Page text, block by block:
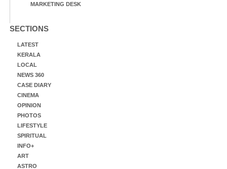
MARKETING DESK
SECTIONS
LATEST
KERALA
LOCAL
NEWS 360
CASE DIARY
CINEMA
OPINION
PHOTOS
LIFESTYLE
SPIRITUAL
INFO+
ART
ASTRO